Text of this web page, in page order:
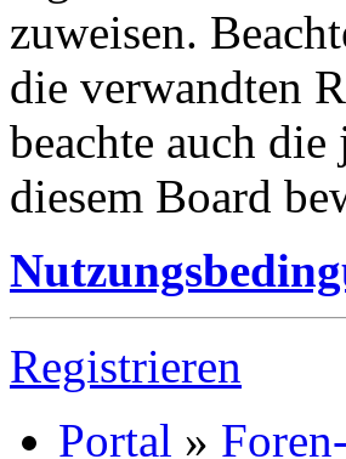
zuweisen.
die verwandten
beachte auch
diesem Board
Registrieren
Portal »